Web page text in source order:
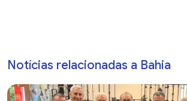
Notícias relacionadas a Bahia